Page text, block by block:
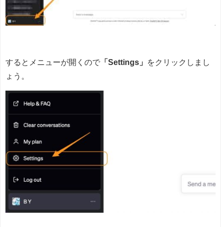
するとメニューが開くので 「Settings」
をクリックしまし
ょう。